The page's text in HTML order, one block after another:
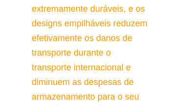
extremamente duráveis, e os
designs empilháveis reduzem
efetivamente os danos de
transporte durante o
transporte internacional e
diminuem as despesas de
armazenamento para o seu